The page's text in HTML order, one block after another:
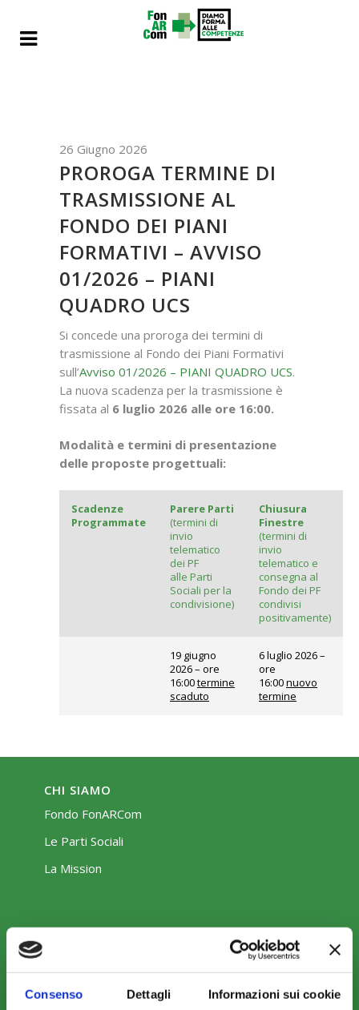
Consenso Dettagli Informazioni sui cookie
26 Giugno 2026
PROROGA TERMINE DI
TRASMISSIONE AL
FONDO DEI PIANI
FORMATIVI – AVVISO
01/2026 – PIANI
QUADRO UCS
Si concede una proroga dei termini di
trasmissione al Fondo dei Piani Formativi
sull’Avviso 01/2026 – PIANI QUADRO UCS.
La nuova scadenza per la trasmissione è
fissata al 6 luglio 2026 alle ore 16:00.
Modalità e termini di presentazione
delle proposte progettuali:
Scadenze
Programmate
Parere Parti
(termini di
invio
telematico
dei PF
alle Parti
Sociali per la
condivisione)
Chiusura
Finestre
(termini di
invio
telematico e
consegna al
Fondo dei PF
condivisi
positivamente)
19 giugno
2026 – ore
16:00termine
scaduto
6 luglio 2026 –
ore
16:00nuovo
termine
CHI SIAMO
Fondo FonARCom
Le Parti Sociali
La Mission
COSA FACCIAMO